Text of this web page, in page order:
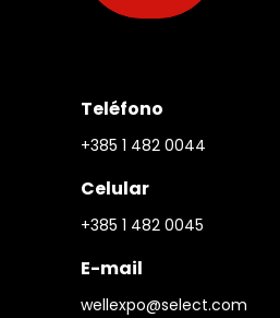
Teléfono
+385 1 482 0044
Celular
+385 1 482 0045
E-mail
wellexpo@select.com